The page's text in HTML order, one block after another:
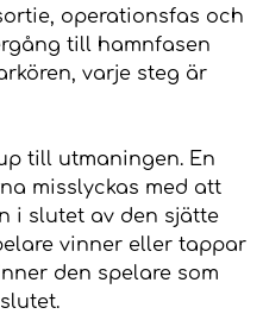
operationsfas och
till hamnfasen
varje steg är
till utmaningen. En
misslyckas med att
i slutet av den sjätte
vinner eller tappar
den spelare som